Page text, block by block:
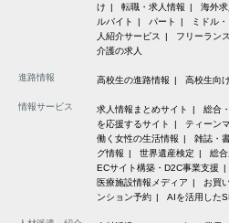
け
転職・求人情報 海外求
ルバイト
パート ミドル
人紹介サービス
フリーラン
介護の求人
進路情報 高校生の進路情報 高校生向
情報サービス 求人情報まとめサイト 総合
を応援するサイト
ティーン
働く女性の生活情報
雑誌・
グ情報
世界遺産検定 総
ECサイト構築・D2C事業支援
医療施設情報メディア
お買
ンション予約
AIを活用した